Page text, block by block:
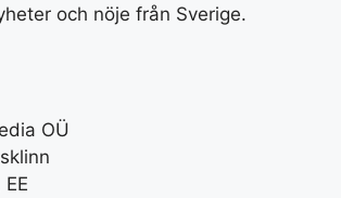
och nöje från Sverige.
OÜ